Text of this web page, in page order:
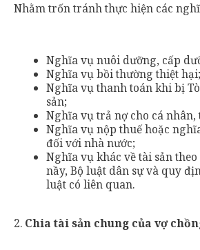
Nhằm trốn tránh thực hiện các
Nghĩa vụ nuôi dưỡng, cấp
Nghĩa vụ bồi thường thiệt hại;
Nghĩa vụ thanh toán khi bị
sản;
Nghĩa vụ trả nợ cho cá nhân,
Nghĩa vụ nộp thuế hoặc
đối với nhà nước;
Nghĩa vụ khác về tài sản
nầy, Bộ luật dân sự và quy
luật có liên quan.
2. Chia tài sản chung của vợ